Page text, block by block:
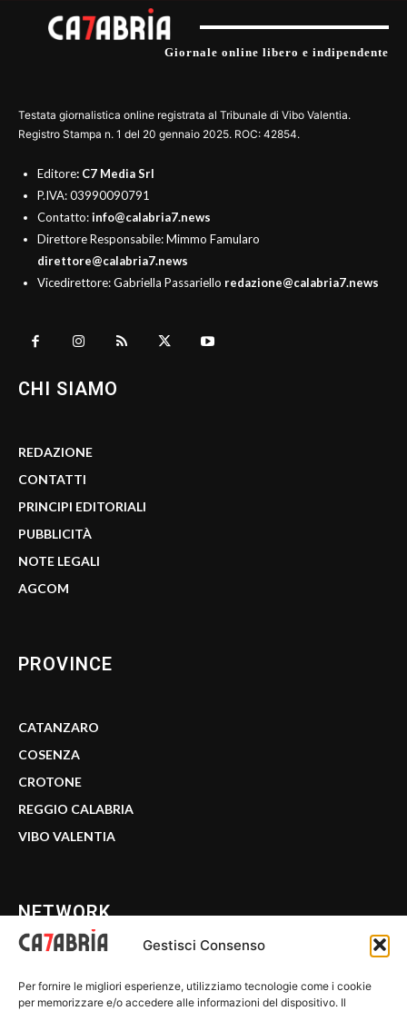
Gestisci Consenso
Per fornire le migliori esperienze, utilizziamo tecnologie come i cookie
per memorizzare e/o accedere alle informazioni del dispositivo. Il
Giornale online libero e indipendente
Testata giornalistica online registrata al Tribunale di Vibo Valentia.
Registro Stampa n. 1 del 20 gennaio 2025. ROC: 42854.
Editore: C7 Media Srl
P.IVA: 03990090791
Contatto:info@calabria7.news
Direttore Responsabile: Mimmo Famularo
direttore@calabria7.news
Vicedirettore: Gabriella Passariello redazione@calabria7.news
CHI SIAMO
REDAZIONE
CONTATTI
PRINCIPI EDITORIALI
PUBBLICITÀ
NOTE LEGALI
AGCOM
PROVINCE
CATANZARO
COSENZA
CROTONE
REGGIO CALABRIA
VIBO VALENTIA
NETWORK
WE CALABRIA